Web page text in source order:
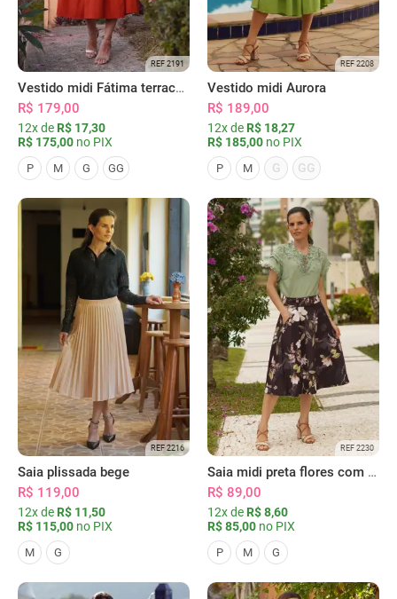
REF 2191
Vestido midi Fátima terracota
R$ 179,00
12x de R$ 17,30
R$ 175,00 no PIX
P M G GG
REF 2208
Vestido midi Aurora
R$ 189,00
12x de R$ 18,27
R$ 185,00 no PIX
P M G GG
REF 2216
Saia plissada bege
R$ 119,00
12x de R$ 11,50
R$ 115,00 no PIX
M G
REF 2230
Saia midi preta flores com bolsos
R$ 89,00
12x de R$ 8,60
R$ 85,00 no PIX
P M G